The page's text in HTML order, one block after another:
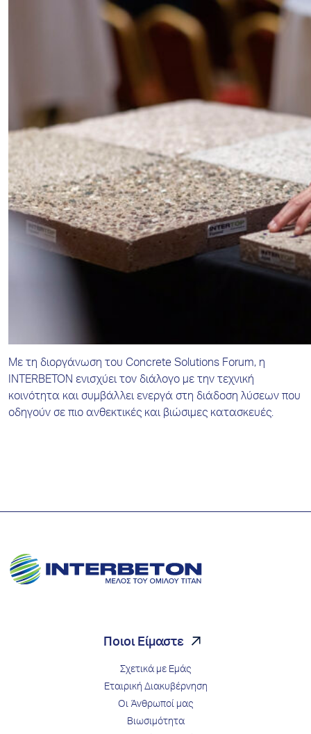
Με τη διοργάνωση του Concrete Solutions Forum, η
INTERBETON ενισχύει τον διάλογο με την τεχνική
κοινότητα και συμβάλλει ενεργά στη διάδοση λύσεων που
οδηγούν σε πιο ανθεκτικές και βιώσιμες κατασκευές.
Ποιοι Είμαστε
Σχετικά με Εμάς
Εταιρική Διακυβέρνηση
Οι Άνθρωποί μας
Βιωσιμότητα